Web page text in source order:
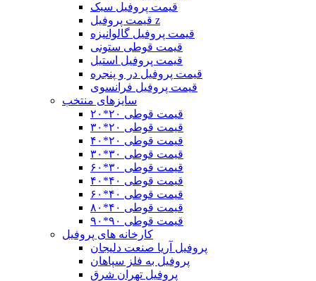
قیمت پروفیل سبک
قیمت پروفیل z
قیمت پروفیل گالوانیزه
قیمت قوطی ستونی
قیمت پروفیل استیل
قیمت پروفیل در و پنجره
قیمت پروفیل فرانسوی
سایزهای منتخب
قیمت قوطی ۲٠*۲٠
قیمت قوطی ۲۰*۳۰
قیمت قوطی ۲۰*۴۰
قیمت قوطی ۳۰*۳۰
قیمت قوطی ۳۰*۶۰
قیمت قوطی ۴٠*۴٠
قیمت قوطی ۴۰*۶۰
قیمت قوطی ۴٠*٨٠
قیمت قوطی ۹۰*۹۰
کارخانه های پروفیل
پروفیل آریا صنعت دلیجان
پروفیل به فلز سپاهان
پروفیل تهران شرق